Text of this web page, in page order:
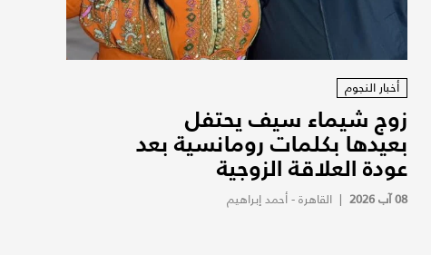
أخبار النجوم
زوج شيماء سيف يحتفل
بعيدها بكلمات رومانسية بعد
عودة العلاقة الزوجية
08 آب 2026 |القاهرة - أحمد إبراهيم